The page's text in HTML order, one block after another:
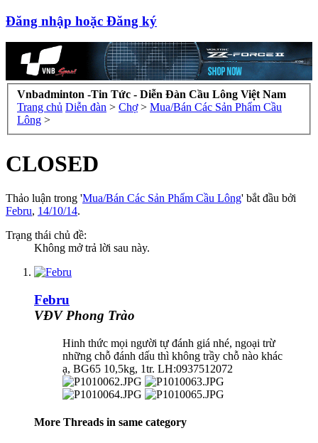
Đăng nhập hoặc Đăng ký
Vnbadminton -Tin Tức - Diễn Đàn Cầu Lông Việt Nam
Trang chủ Diễn đàn > Chợ > Mua/Bán Các Sản Phẩm Cầu
Lông >
CLOSED
Thảo luận trong 'Mua/Bán Các Sản Phẩm Cầu Lông' bắt đầu bởi
Febru, 14/10/14.
Trạng thái chủ đề:
Không mở trả lời sau này.
Febru
VĐV Phong Trào
Hinh thức mọi người tự đánh giá nhé, ngoại trừ
những chỗ đánh dấu thì không trầy chỗ nào khác
ạ, BG65 10,5kg, 1tr. LH:0937512072
More Threads in same category